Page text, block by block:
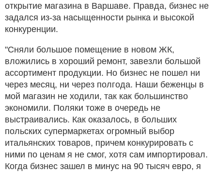
открытие магазина в Варшаве. Правда, бизнес не
задался из-за насыщенности рынка и высокой
конкуренции.
"Сняли большое помещение в новом ЖК,
вложились в хороший ремонт, завезли большой
ассортимент продукции. Но бизнес не пошел ни
через месяц, ни через полгода. Наши беженцы в
мой магазин не ходили, так как большинство
экономили. Поляки тоже в очередь не
выстраивались. Как оказалось, в больших
польских супермаркетах огромный выбор
итальянских товаров, причем конкурировать с
ними по ценам я не смог, хотя сам импортировал.
Когда бизнес зашел в минус на 90 тысяч евро, я